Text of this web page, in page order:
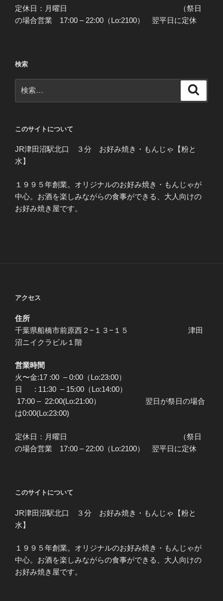
定休日：月曜日 （祭日
の場合営業 17:00 – 22:00（Lo:2100） 翌平日に定休
検索
索:
このサイトについて
JR津田沼駅北口 ３分 お好み焼き・もんじゃ【粉と
水】
１９９５年創業。オリジナルのお好み焼き・もんじゃが
中心。お酒を楽しみながらの食事ができる、大人向けの
お好み焼き屋です。
アクセス
住所
千葉県船橋市前原西２−１３−１５ 津田
沼ニイクラビル１階
営業時間
火〜金:17 :00 – 0:00（Lo:23:00）
日 : 11:30 – 15:00（Lo:14:00）
17:00 – 22:00(Lo:21:00） 翌日が祭日の場合
は0:00(Lo:23:00)
定休日：月曜日 （祭日
の場合営業 17:00 – 22:00（Lo:2100） 翌平日に定休
このサイトについて
JR津田沼駅北口 ３分 お好み焼き・もんじゃ【粉と
水】
１９９５年創業。オリジナルのお好み焼き・もんじゃが
中心。お酒を楽しみながらの食事ができる、大人向けの
お好み焼き屋です。